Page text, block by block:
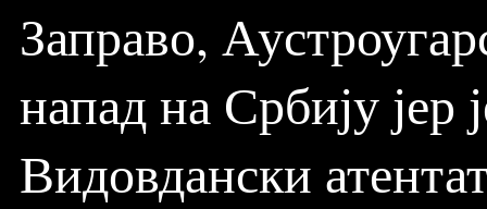
Заправо,
напад на Србију јер
Видовдански